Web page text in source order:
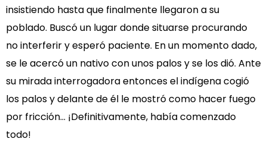
insistiendo hasta que finalmente llegaron a su
poblado. Buscó un lugar donde situarse procurando
no interferir y esperó paciente. En un momento dado,
se le acercó un nativo con unos palos y se los dió. Ante
su mirada interrogadora entonces el indígena cogió
los palos y delante de él le mostró como hacer fuego
por fricción… ¡Definitivamente, había comenzado
todo!